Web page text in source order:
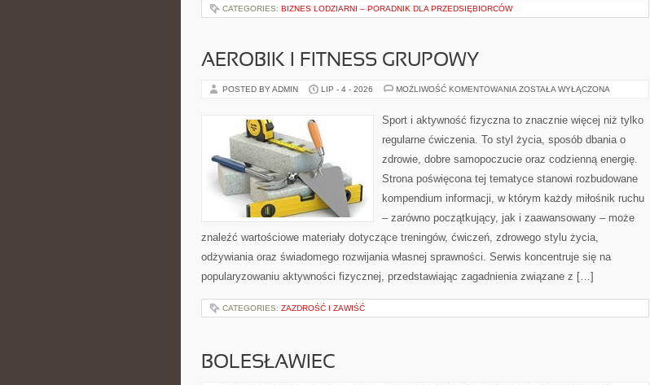
CATEGORIES: BIZNES LODZIARNI – PORADNIK DLA PRZEDSIĘBIORCÓW
AEROBIK I FITNESS GRUPOWY
POSTED BY ADMIN LIP - 4 - 2026 MOŻLIWOŚĆ KOMENTOWANIA AEROBIK
GRUPOWY
ZOSTAŁA WYŁĄCZONA
Sport i aktywność fizyczna to znacznie więcej niż tylko
regularne ćwiczenia. To styl życia, sposób dbania o
zdrowie, dobre samopoczucie oraz codzienną energię.
Strona poświęcona tej tematyce stanowi rozbudowane
kompendium informacji, w którym każdy miłośnik ruchu
– zarówno początkujący, jak i zaawansowany – może
znaleźć wartościowe materiały dotyczące treningów, ćwiczeń, zdrowego stylu życia,
odżywiania oraz świadomego rozwijania własnej sprawności. Serwis koncentruje się na
popularyzowaniu aktywności fizycznej, przedstawiając zagadnienia związane z […]
CATEGORIES: ZAZDROŚĆ I ZAWIŚĆ
BOLESŁAWIEC